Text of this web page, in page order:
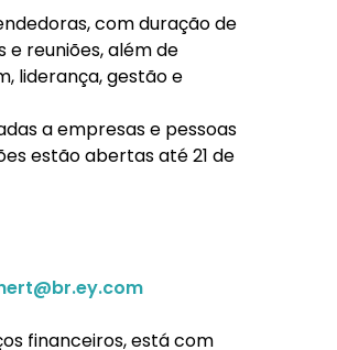
com duração de
reuniões, além de
liderança, gestão e
a empresas e pessoas
estão abertas até 21 de
financeiros, está com